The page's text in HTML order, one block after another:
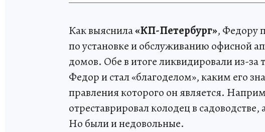
Как выяснила«КП-Петербург», Федору
по установке и обслуживанию офисной
домов. Обе в итоге ликвидировали из-за
Федор и стал «благоделом», каким его
правления которого он является.
отреставрировал колодец в
Но были и недовольные.